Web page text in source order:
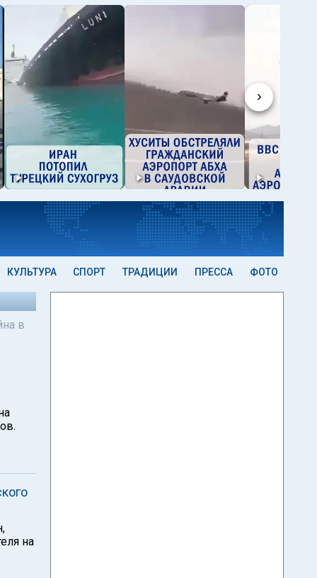
›
КУЛЬТУРА СПОРТ ТРАДИЦИИ ПРЕССА ФОТО
в
на